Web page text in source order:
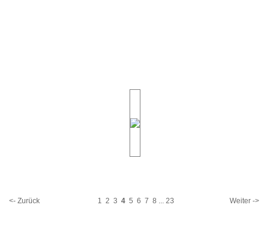
<- Zurück 1 2 3 4 5 6 7 8 ... 23 Weiter ->